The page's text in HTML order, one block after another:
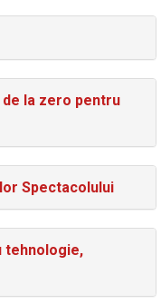
de la zero pentru
Spectacolului
tehnologie,